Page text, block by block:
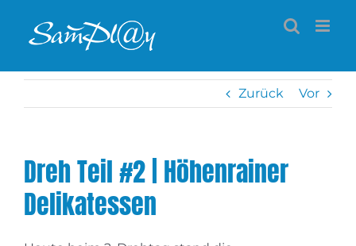
Inhalt
Zurück Vor
Dreh Teil #2 | Höhenrainer
Delikatessen